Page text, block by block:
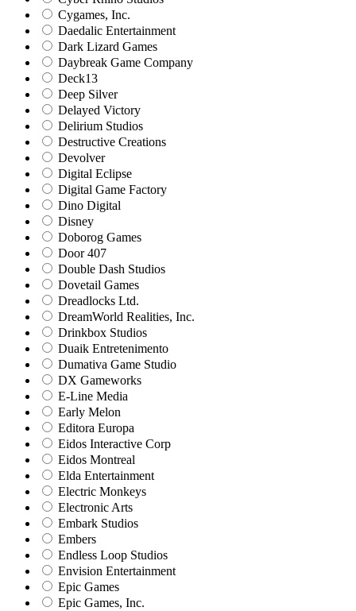
Cygames, Inc.
Daedalic Entertainment
Dark Lizard Games
Daybreak Game Company
Deck13
Deep Silver
Delayed Victory
Delirium Studios
Destructive Creations
Devolver
Digital Eclipse
Digital Game Factory
Dino Digital
Disney
Doborog Games
Door 407
Double Dash Studios
Dovetail Games
Dreadlocks Ltd.
DreamWorld Realities, Inc.
Drinkbox Studios
Duaik Entretenimento
Dumativa Game Studio
DX Gameworks
E-Line Media
Early Melon
Editora Europa
Eidos Interactive Corp
Eidos Montreal
Elda Entertainment
Electric Monkeys
Electronic Arts
Embark Studios
Embers
Endless Loop Studios
Envision Entertainment
Epic Games
Epic Games, Inc.